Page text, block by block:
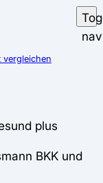
vergleichen
plus
BKK und